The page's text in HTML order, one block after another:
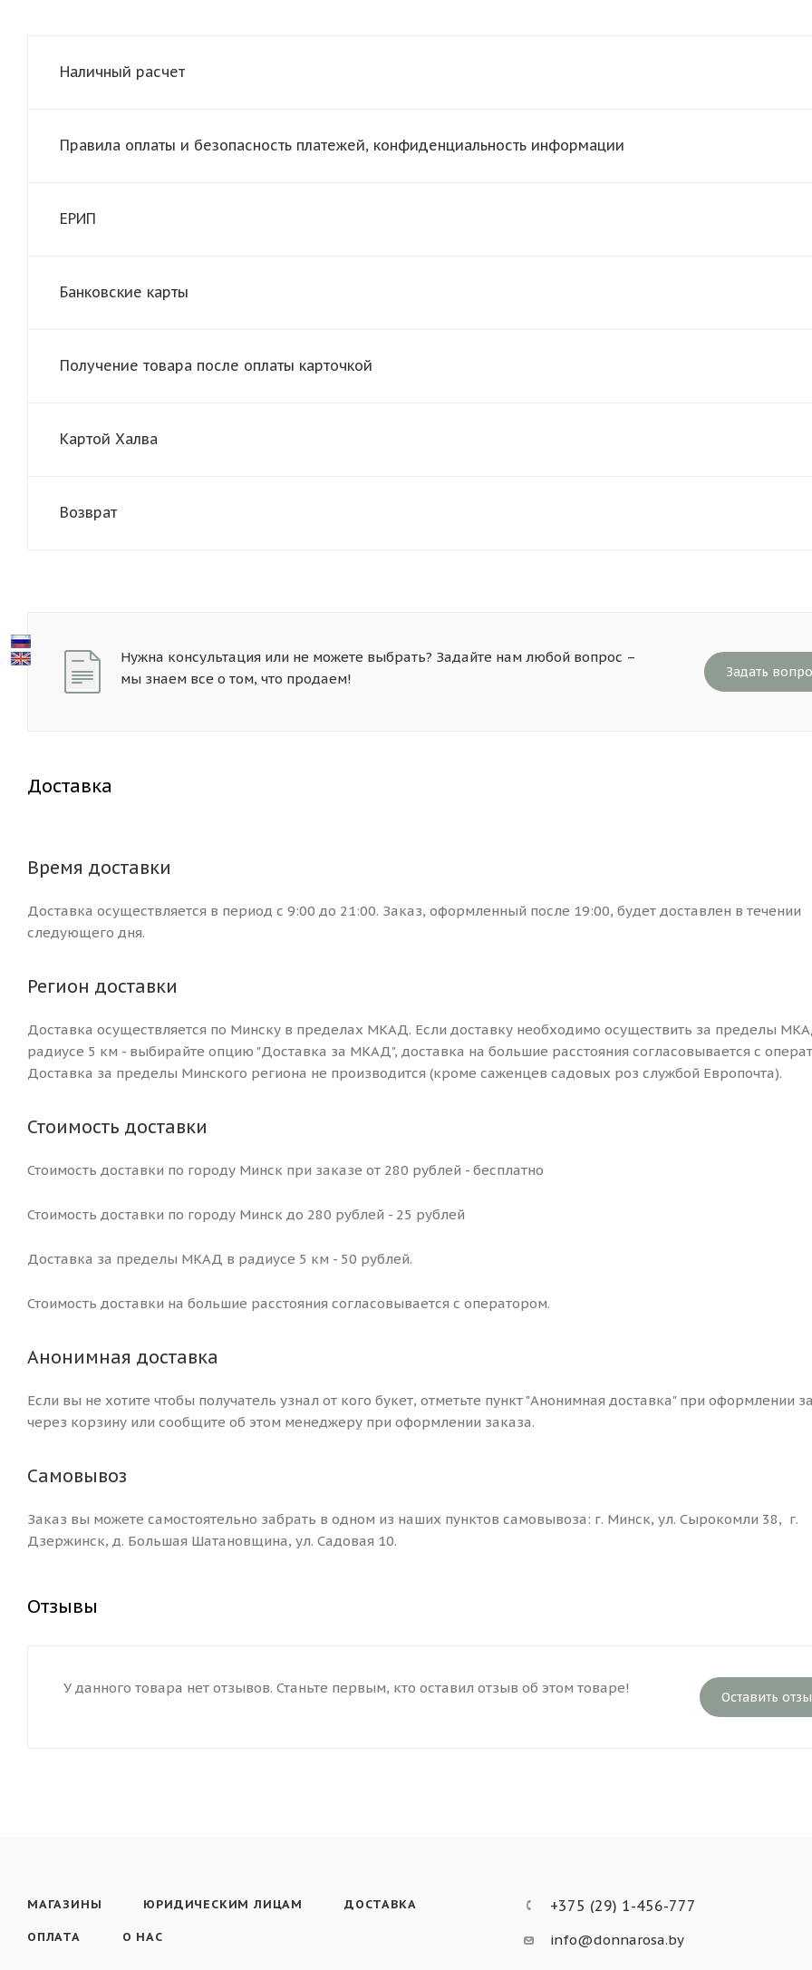
Наличный расчет
Правила оплаты и безопасность платежей, конфиденциальность информации
ЕРИП
Банковские карты
Получение товара после оплаты карточкой
Картой Халва
Возврат
Нужна консультация или не можете выбрать? Задайте нам любой вопрос –
мы знаем все о том, что продаем!
Задать
Доставка
Время доставки
Доставка осуществляется в период с 9:00 до 21:00. Заказ, оформленный после 19:00, будет доставлен в течении
следующего дня.
Регион доставки
Доставка осуществляется по Минску в пределах МКАД. Если доставку необходимо осуществить за пределы
радиусе 5 км - выбирайте опцию "Доставка за МКАД", доставка на большие расстояния согласовывается с
Доставка за пределы Минского региона не производится (кроме саженцев садовых роз службой Европочта).
Стоимость доставки
Стоимость доставки по городу Минск при заказе от 280 рублей - бесплатно
Стоимость доставки по городу Минск до 280 рублей - 25 рублей
Доставка за пределы МКАД в радиусе 5 км - 50 рублей.
Стоимость доставки на большие расстояния согласовывается с оператором.
Анонимная доставка
Если вы не хотите чтобы получатель узнал от кого букет, отметьте пункт "Анонимная доставка" при оформлении
через корзину или сообщите об этом менеджеру при оформлении заказа.
Самовывоз
Заказ вы можете самостоятельно забрать в одном из наших пунктов самовывоза: г. Минск, ул. Сырокомли 38, г.
Дзержинск, д. Большая Шатановщина, ул. Садовая 10.
Отзывы
Оставить
У данного товара нет отзывов. Станьте первым, кто оставил отзыв об этом товаре!
МАГАЗИНЫ ЮРИДИЧЕСКИМ ЛИЦАМ ДОСТАВКА
ОПЛАТА О НАС
+375 (29) 1-456-777
info@donnarosa.by